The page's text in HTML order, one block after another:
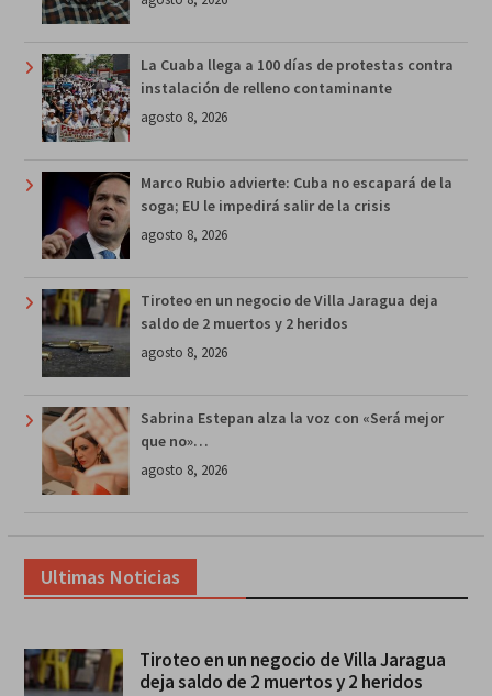
La Cuaba llega a 100 días de protestas contra
instalación de relleno contaminante
agosto 8, 2026
Marco Rubio advierte: Cuba no escapará de la
soga; EU le impedirá salir de la crisis
agosto 8, 2026
Tiroteo en un negocio de Villa Jaragua deja
saldo de 2 muertos y 2 heridos
agosto 8, 2026
Sabrina Estepan alza la voz con «Será mejor
que no»…
agosto 8, 2026
Ultimas Noticias
Tiroteo en un negocio de Villa Jaragua
deja saldo de 2 muertos y 2 heridos